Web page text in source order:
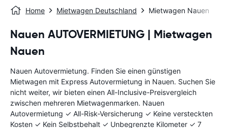
Home Mietwagen Deutschland Mietwagen Nauen
Nauen AUTOVERMIETUNG | Mietwagen
Nauen
Nauen Autovermietung. Finden Sie einen günstigen
Mietwagen mit Express Autovermietung in Nauen. Suchen Sie
nicht weiter, wir bieten einen All-Inclusive-Preisvergleich
zwischen mehreren Mietwagenmarken. Nauen
Autovermietung ✓ All-Risk-Versicherung ✓ Keine versteckten
Kosten ✓ Kein Selbstbehalt ✓ Unbegrenzte Kilometer ✓ 7